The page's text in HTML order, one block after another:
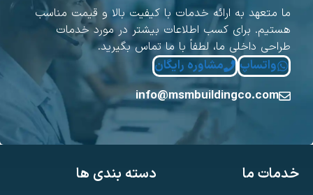
ما متعهد به ارائه خدمات با کیفیت بالا و قیمت مناسب
هستیم. برای کسب اطلاعات بیشتر در مورد خدمات
طراحی داخلی ما، لطفاً با ما تماس بگیرید.
واتساپ
مشاوره رایگان
info@msmbuildingco.com
ما دسته بندی ها